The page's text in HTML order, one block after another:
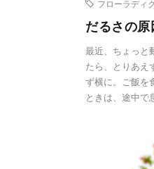
フローラディ
だるさの原
最近、ちょっと
たら、とりあえ
ず横に。ご飯を
ときは、途中で